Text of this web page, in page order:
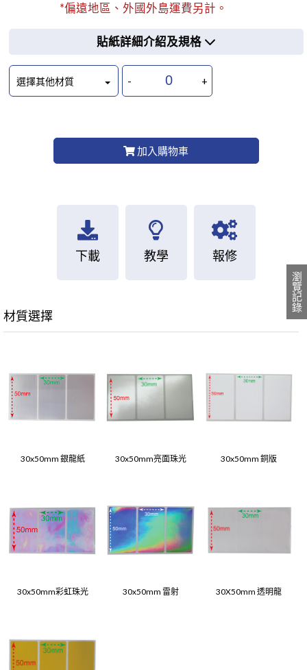
*偏遠地區、外國外島運費另計。
貼紙詳細介紹及規格
選擇其他材質 - +
加入購物車
下載 教學 報修
材質選擇
30x50mm 銀龍紙 30x50mm亮面珠光 30x50mm 銅版
30x50mm彩虹珠光 30x50mm 雷射 30X50mm 透明龍
瀏覽記錄